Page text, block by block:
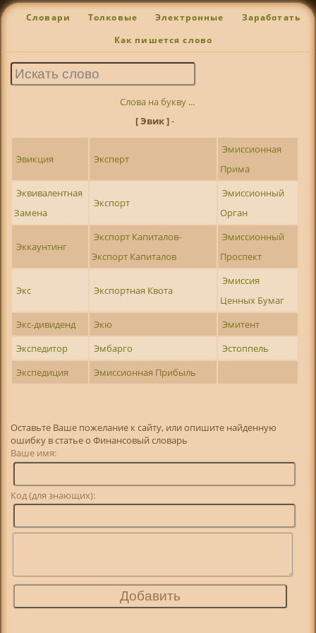
Словари Толковые Электронные Заработать
Как пишется слово
Слова на букву ...
[ Эвик ]-
Эвикция Эксперт
Эмиссионная
Прима
Эквивалентная
Замена
Экспорт
Эмиссионный
Орган
Эккаунтинг
Экспорт Капиталов-
Экспорт Капиталов
Эмиссионный
Проспект
Экс Экспортная Квота
Эмиссия
Ценных Бумаг
Экс-дивиденд
Экю
Эмитент
Экспедитор
Эмбарго
Эстоппель
Экспедиция
Эмиссионная Прибыль
Оставьте Ваше пожелание к сайту, или опишите найденную
ошибку в статье о Финансовый словарь
Ваше имя:
Код (для знающих):